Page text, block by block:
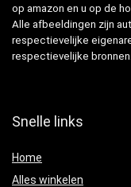
op amazon en u op de
Alle afbeeldingen zijn
respectievelijke
respectievelijke bronnen.
Snelle links
Home
Alles winkelen